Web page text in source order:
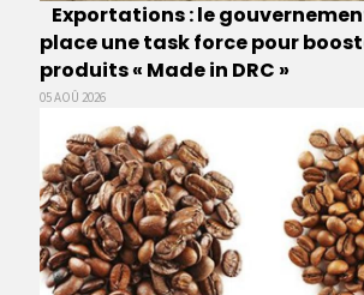
Exportations : le
place une task force pour
produits « Made in DRC »
05 AOÛ 2026